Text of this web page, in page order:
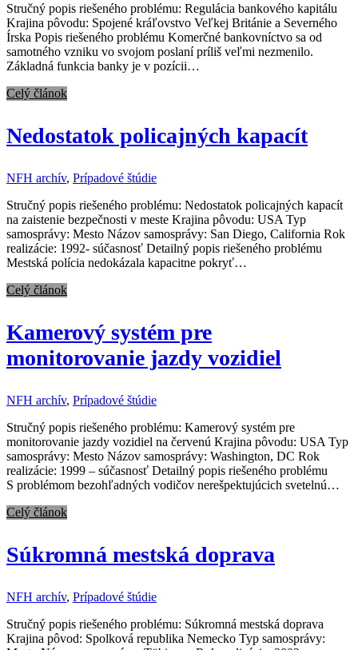
Stručný popis riešeného problému: Regulácia bankového kapitálu
Krajina pôvodu: Spojené kráľovstvo Veľkej Británie a Severného
Írska Popis riešeného problému Komerčné bankovníctvo sa od
samotného vzniku vo svojom poslaní príliš veľmi nezmenilo.
Základná funkcia banky je v pozícii…
Celý článok
Nedostatok policajných kapacít
NFH archív, Prípadové štúdie
Stručný popis riešeného problému: Nedostatok policajných kapacít
na zaistenie bezpečnosti v meste Krajina pôvodu: USA Typ
samosprávy: Mesto Názov samosprávy: San Diego, California Rok
realizácie: 1992- súčasnosť Detailný popis riešeného problému
Mestská polícia nedokázala kapacitne pokryť…
Celý článok
Kamerový systém pre
monitorovanie jazdy vozidiel
NFH archív, Prípadové štúdie
Stručný popis riešeného problému: Kamerový systém pre
monitorovanie jazdy vozidiel na červenú Krajina pôvodu: USA Typ
samosprávy: Mesto Názov samosprávy: Washington, DC Rok
realizácie: 1999 – súčasnosť Detailný popis riešeného problému
S problémom bezohľadných vodičov nerešpektujúcich svetelnú…
Celý článok
Súkromná mestská doprava
NFH archív, Prípadové štúdie
Stručný popis riešeného problému: Súkromná mestská doprava
Krajina pôvod: Spolková republika Nemecko Typ samosprávy: